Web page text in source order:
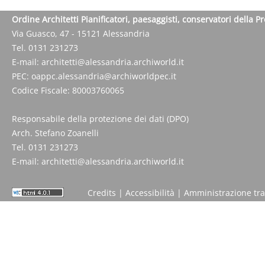
Ordine Architetti Pianificatori, paesaggisti, conservatori della
Via Guasco, 47 - 15121 Alessandria
Tel. 0131 231273
E-mail: architetti@alessandria.archiworld.it
PEC: oappc.alessandria@archiworldpec.it
Codice Fiscale: 80003760065
Responsabile della protezione dei dati (DPO)
Arch. Stefano Zoanelli
Tel. 0131 231273
E-mail: architetti@alessandria.archiworld.it
Credits | Accessibilità | Amministrazione